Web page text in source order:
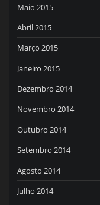
Maio 2015
Abril 2015
Março 2015
Janeiro 2015
Dezembro 2014
Novembro 2014
Outubro 2014
Setembro 2014
Agosto 2014
Julho 2014